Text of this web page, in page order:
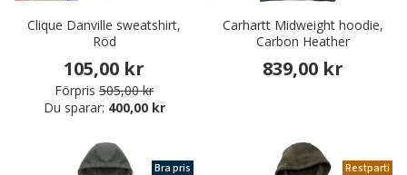
Clique Danville sweatshirt,
Röd
105,00 kr
Förpris 505,00 kr
Du sparar: 400,00 kr
Carhartt Midweight hoodie,
Carbon Heather
839,00 kr
Bra pris
Restparti